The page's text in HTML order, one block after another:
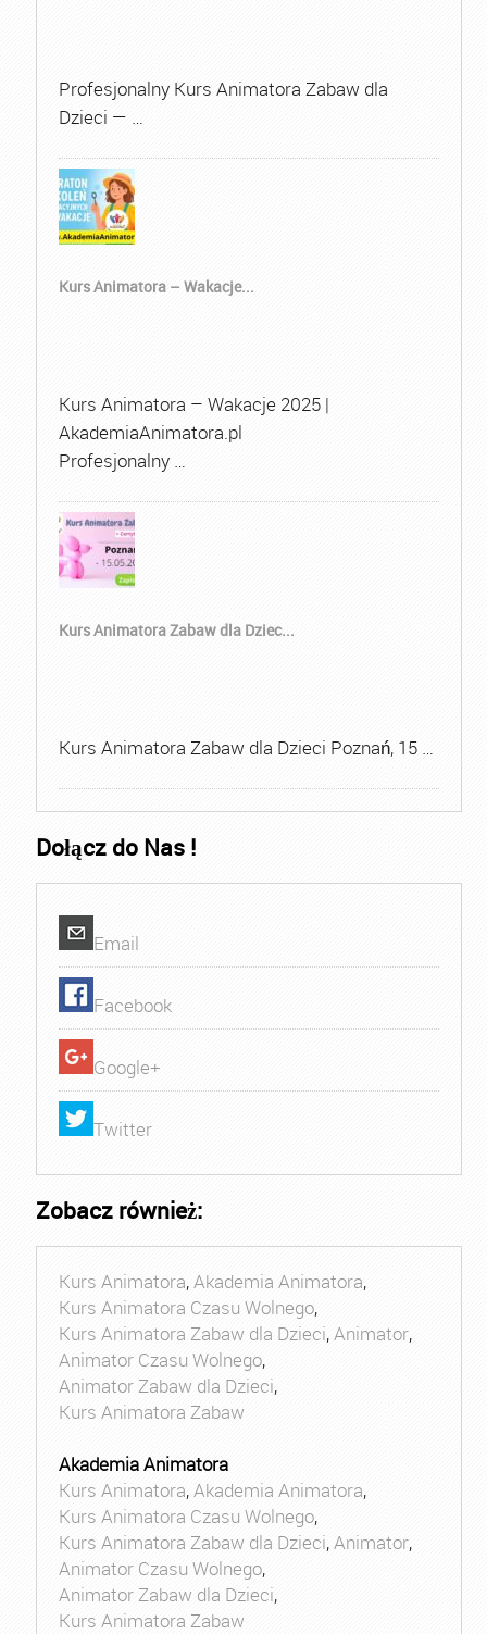
Profesjonalny Kurs Animatora Zabaw dla
Dzieci — …
Kurs Animatora – Wakacje...
Kurs Animatora – Wakacje 2025 |
AkademiaAnimatora.pl
Profesjonalny …
Kurs Animatora Zabaw dla Dziec...
Kurs Animatora Zabaw dla Dzieci Poznań, 15 …
Dołącz do Nas !
Email
Facebook
Google+
Twitter
Zobacz również:
Kurs Animatora,Akademia Animatora,
Kurs Animatora Czasu Wolnego,
Kurs Animatora Zabaw dla Dzieci,Animator,
Animator Czasu Wolnego,
Animator Zabaw dla Dzieci,
Kurs Animatora Zabaw
Akademia Animatora
Kurs Animatora,Akademia Animatora,
Kurs Animatora Czasu Wolnego,
Kurs Animatora Zabaw dla Dzieci,Animator,
Animator Czasu Wolnego,
Animator Zabaw dla Dzieci,
Kurs Animatora Zabaw